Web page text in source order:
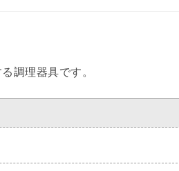
調理器具です。